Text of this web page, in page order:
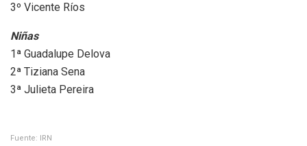
3º Vicente Ríos
Niñas
1ª Guadalupe Delova
2ª Tiziana Sena
3ª Julieta Pereira
Fuente: IRN